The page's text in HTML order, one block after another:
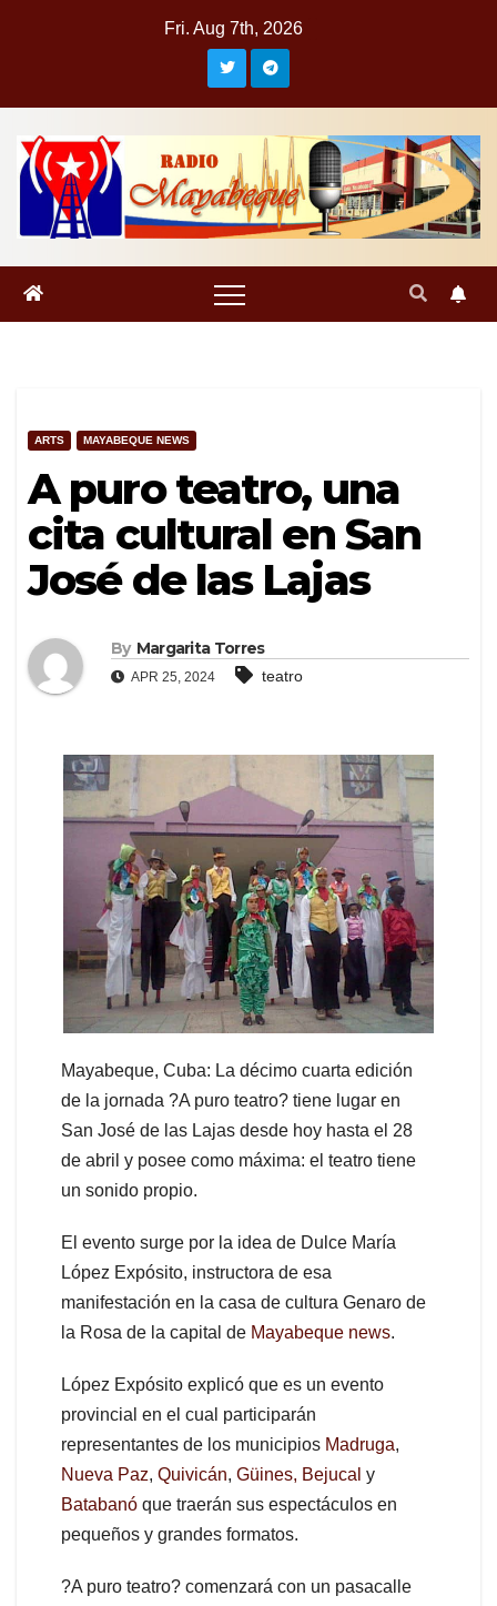
Fri. Aug 7th, 2026
ARTS MAYABEQUE NEWS
A puro teatro, una
cita cultural en San
José de las Lajas
By Margarita Torres
APR 25, 2024 teatro
Mayabeque, Cuba: La décimo cuarta edición
de la jornada ?A puro teatro? tiene lugar en
San José de las Lajas desde hoy hasta el 28
de abril y posee como máxima: el teatro tiene
un sonido propio.
El evento surge por la idea de Dulce María
López Expósito, instructora de esa
manifestación en la casa de cultura Genaro de
la Rosa de la capital de Mayabeque news.
López Expósito explicó que es un evento
provincial en el cual participarán
representantes de los municipios Madruga,
Nueva Paz, Quivicán, Güines, Bejucal y
Batabanó que traerán sus espectáculos en
pequeños y grandes formatos.
?A puro teatro? comenzará con un pasacalle